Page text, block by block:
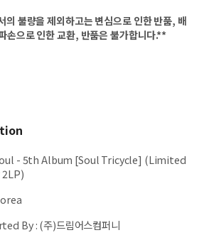
불량을 제외하고는 변심으로 인한 반품, 배
손으로 인한 교환, 반품은 불가합니다.**
- 5th Album [Soul Tricycle] (Limited
By:(주)드림어스컴퍼니